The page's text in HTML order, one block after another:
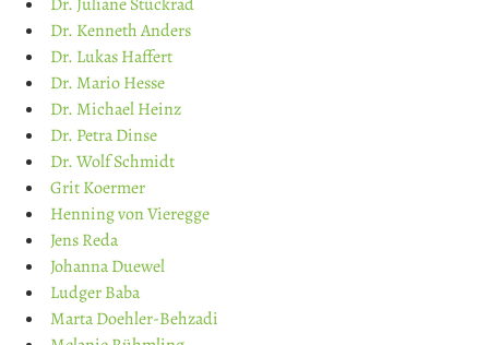
Dr. Juliane Stückrad
Dr. Kenneth Anders
Dr. Lukas Haffert
Dr. Mario Hesse
Dr. Michael Heinz
Dr. Petra Dinse
Dr. Wolf Schmidt
Grit Koermer
Henning von Vieregge
Jens Reda
Johanna Duewel
Ludger Baba
Marta Doehler-Behzadi